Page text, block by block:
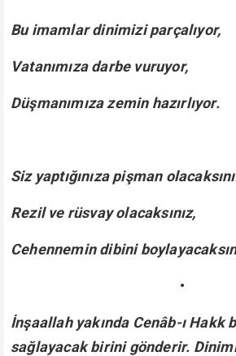
Bu imamlar dinimizi parçalıyor,
Vatanımıza darbe vuruyor,
Düşmanımıza zemin hazırlıyor.
Siz yaptığınıza pişman
Rezil ve rüsvay olacaksınız,
Cehennemin dibini
•
İnşaallah yakında Cenâb-ı Hakk
sağlayacak birini gönderir.